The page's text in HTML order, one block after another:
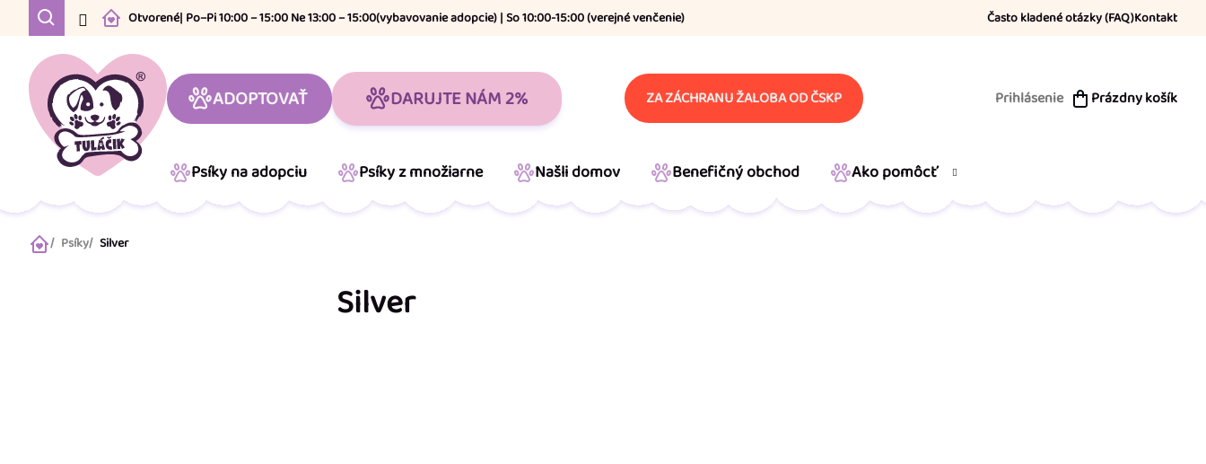
Často kladené otázky (FAQ)Kontakt
Otvorené| Po–Pi 10:00 – 15:00 Ne 13:00 – 15:00(vybavovanie adopcie) | So 10:00-15:00 (verejné venčenie)
ADOPTOVAŤ DARUJTE NÁM 2% ZA ZÁCHRANU ŽALOBA OD ČSKP Prihlásenie
NÁKUPNÝ
Prázdny košík
Psíky na adopciu Psíky z množiarne Našli domov Benefičný obchod Ako pomôcť
DomovPsíky Silver
Silver